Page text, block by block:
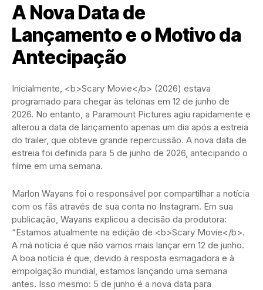
A Nova Data de
Lançamento e o Motivo da
Antecipação
Inicialmente, <b>Scary Movie</b> (2026) estava
programado para chegar às telonas em 12 de junho de
2026. No entanto, a Paramount Pictures agiu rapidamente e
alterou a data de lançamento apenas um dia após a estreia
do trailer, que obteve grande repercussão. A nova data de
estreia foi definida para 5 de junho de 2026, antecipando o
filme em uma semana.
Marlon Wayans foi o responsável por compartilhar a notícia
com os fãs através de sua conta no Instagram. Em sua
publicação, Wayans explicou a decisão da produtora:
“Estamos atualmente na edição de <b>Scary Movie</b>.
A má notícia é que não vamos mais lançar em 12 de junho.
A boa notícia é que, devido à resposta esmagadora e à
empolgação mundial, estamos lançando uma semana
antes. Isso mesmo: 5 de junho é a nova data para